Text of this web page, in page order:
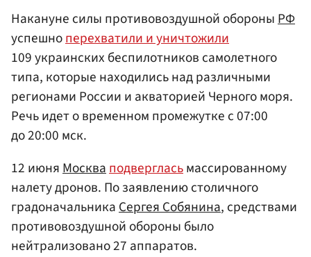
Накануне силы противовоздушной обороныРФ
успешноперехватили и уничтожили
109 украинских беспилотников самолетного
типа, которые находились над различными
регионами России и акваторией Черного моря.
Речь идет о временном промежутке с 07:00
до 20:00 мск.
12 июняМоскваподвергласьмассированному
налету дронов. По заявлению столичного
градоначальникаСергея Собянина, средствами
противовоздушной обороны было
нейтрализовано 27 аппаратов.